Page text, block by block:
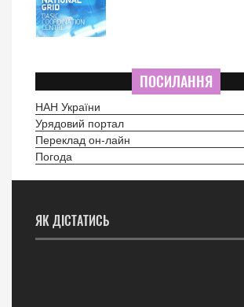
ПОСИЛАННЯ
НАН України
Урядовий портал
Переклад он-лайн
Погода
ЯК ДІСТАТИСЬ